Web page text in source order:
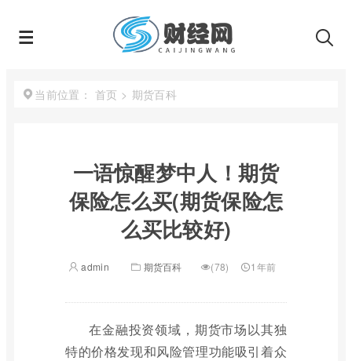
当前位置： 首页 > 期货百科
一语惊醒梦中人！期货
保险怎么买(期货保险怎
么买比较好)
admin 期货百科 (78) 1年前
在金融投资领域，期货市场以其独
特的价格发现和风险管理功能吸引着众